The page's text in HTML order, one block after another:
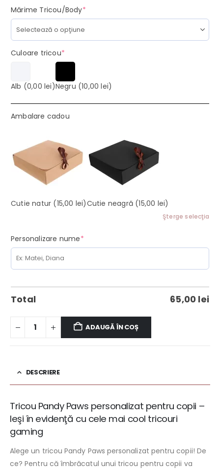
Mărime Tricou/Body*(required)
Culoare tricou*(required)
Alb (0,00 lei)Negru (10,00 lei)
Ambalare cadou
Cutie natur (15,00 lei)Cutie neagră (15,00 lei)
Şterge selecţia
Personalizare nume*(required)
Total 65,00 lei
ADAUGĂ ÎN COȘ
DESCRIERE
Tricou Pandy Paws personalizat pentru copii –
Ieşi în evidenţă cu cele mai cool tricouri
gaming
Alege un tricou Pandy Paws personalizat pentru copii! De
ce? Pentru că îmbrăcatul unui tricou pentru copii va